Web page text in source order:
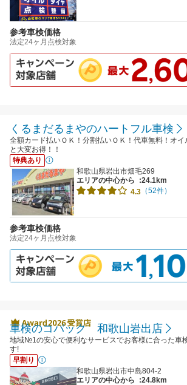
参考車検価格
法定24ヶ月点検対象
くるまだるまやのハートフル車検
全額カード払いＯＫ！分割払いＯＫ！代車無料！オ
と大変お得！！
特典あり
和歌山県岩出市畑毛269
エリアの中心から
:24.1km
4.3 （52件）
参考車検価格
法定24ヶ月点検対象
車検のコバック 和歌山岩出店
地域№1の安心で便利なサービスでお客様に合った車
す!
早割り
和歌山県岩出市中島804-2
エリアの中心から
:24.8km